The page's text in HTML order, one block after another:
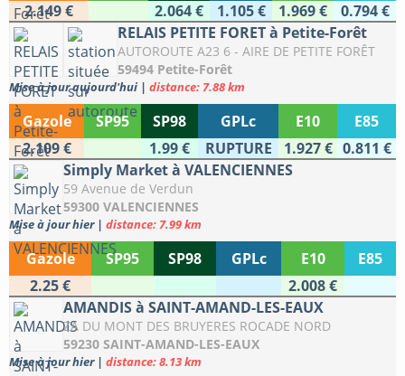
2.149 €
2.064 € 1.105 € 1.969 €
0.794 €
RELAIS PETITE FORET à Petite-Forêt
AUTOROUTE A23 6 - AIRE DE PETITE FORÊT
59494 Petite-Forêt
Mise à jour aujourd'hui | distance: 7.88 km
Gazole SP95 SP98 GPLc E10
E85
2.109 €
1.99 € RUPTURE 1.927 € 0.811 €
Simply Market à VALENCIENNES
59 Avenue de Verdun
59300 VALENCIENNES
Mise à jour hier | distance: 7.99 km
Gazole SP95 SP98 GPLc E10
E85
2.25 €
2.008 €
AMANDIS à SAINT-AMAND-LES-EAUX
ZA DU MONT DES BRUYERES ROCADE NORD
59230 SAINT-AMAND-LES-EAUX
Mise à jour hier | distance: 8.13 km